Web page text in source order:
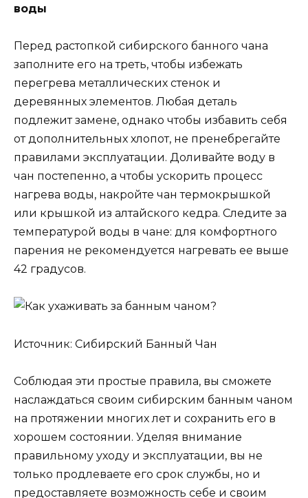
воды
Перед растопкой сибирского банного чана
заполните его на треть, чтобы избежать
перегрева металлических стенок и
деревянных элементов. Любая деталь
подлежит замене, однако чтобы избавить себя
от дополнительных хлопот, не пренебрегайте
правилами эксплуатации. Доливайте воду в
чан постепенно, а чтобы ускорить процесс
нагрева воды, накройте чан термокрышкой
или крышкой из алтайского кедра. Следите за
температурой воды в чане: для комфортного
парения не рекомендуется нагревать ее выше
42 градусов.
Источник: Сибирский Банный Чан
Соблюдая эти простые правила, вы сможете
наслаждаться своим сибирским банным чаном
на протяжении многих лет и сохранить его в
хорошем состоянии. Уделяя внимание
правильному уходу и эксплуатации, вы не
только продлеваете его срок службы, но и
предоставляете возможность себе и своим